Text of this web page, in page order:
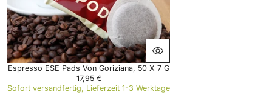
2
2
,
9
5
€
Espresso ESE Pads Von Goriziana, 50 X 7 G
R
E
17,95 €
Sofort versandfertig, Lieferzeit 1-3 Werktage